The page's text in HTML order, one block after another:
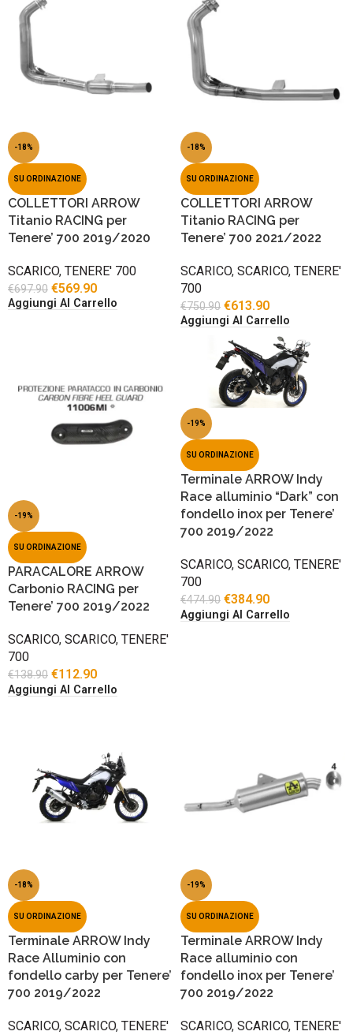
-18%
SU ORDINAZIONE
COLLETTORI ARROW
Titanio RACING per
Tenere’ 700 2019/2020
SCARICO, TENERE' 700
€697.90 €569.90
Aggiungi Al Carrello
-18%
SU ORDINAZIONE
COLLETTORI ARROW
Titanio RACING per
Tenere’ 700 2021/2022
SCARICO, SCARICO, TENERE'
700
€750.90 €613.90
Aggiungi Al Carrello
-19%
SU ORDINAZIONE
PARACALORE ARROW
Carbonio RACING per
Tenere’ 700 2019/2022
SCARICO, SCARICO, TENERE'
700
€138.90 €112.90
Aggiungi Al Carrello
-19%
SU ORDINAZIONE
Terminale ARROW Indy
Race alluminio “Dark” con
fondello inox per Tenere’
700 2019/2022
SCARICO, SCARICO, TENERE'
700
€474.90 €384.90
Aggiungi Al Carrello
-18%
SU ORDINAZIONE
Terminale ARROW Indy
Race Alluminio con
fondello carby per Tenere’
700 2019/2022
SCARICO, SCARICO, TENERE'
-19%
SU ORDINAZIONE
Terminale ARROW Indy
Race alluminio con
fondello inox per Tenere’
700 2019/2022
SCARICO, SCARICO, TENERE'